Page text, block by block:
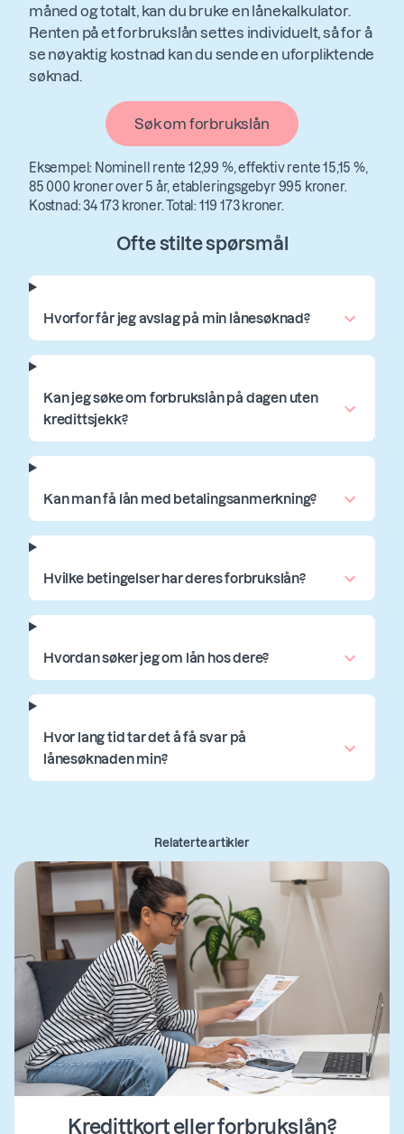
måned og totalt, kan du bruke en lånekalkulator.
Renten på et forbrukslån settes individuelt, så for å
se nøyaktig kostnad kan du sende en uforpliktende
søknad.
Søk om forbrukslån
Eksempel: Nominell rente 12,99 %, effektiv rente 15,15 %,
85 000 kroner over 5 år, etableringsgebyr 995 kroner.
Kostnad: 34 173 kroner. Total: 119 173 kroner.
Ofte stilte spørsmål
Hvorfor får jeg avslag på min lånesøknad?
Kan jeg søke om forbrukslån på dagen uten
kredittsjekk?
Kan man få lån med betalingsanmerkning?
Hvilke betingelser har deres forbrukslån?
Hvordan søker jeg om lån hos dere?
Hvor lang tid tar det å få svar på
lånesøknaden min?
Relaterte artikler
Kredittkort eller forbrukslån?